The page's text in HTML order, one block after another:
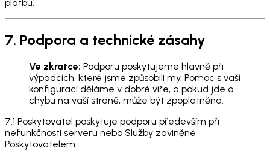
platbu.
7. Podpora a technické zásahy
Ve zkratce: Podporu poskytujeme hlavně při
výpadcích, které jsme způsobili my. Pomoc s vaší
konfigurací děláme v dobré víře, a pokud jde o
chybu na vaší straně, může být zpoplatněna.
7.1 Poskytovatel poskytuje podporu především při
nefunkčnosti serveru nebo Služby zaviněné
Poskytovatelem.